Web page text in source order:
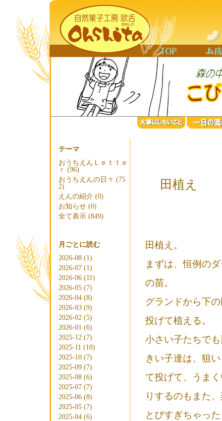
テーマ
おうちえんＬｅｔｔｅ
ｒ (96)
おうちえんの日々 (75
2)
えんの紹介 (0)
お知らせ (0)
全て表示 (849)
月ごとに読む
2026-08 (1)
2026-07 (1)
2026-06 (11)
2026-05 (7)
2026-04 (8)
2026-03 (9)
2026-02 (5)
2026-01 (6)
2025-12 (7)
2025-11 (10)
2025-10 (7)
2025-09 (7)
2025-08 (6)
2025-07 (7)
2025-06 (8)
2025-05 (7)
2025-04 (6)
田植え
田植え。
まずは、恒例の
の苗。
グランドから下
投げて植える。
小さい子たちで
きい子達は、狙
て投げて、うま
りするのもまた
とびすぎちゃっ